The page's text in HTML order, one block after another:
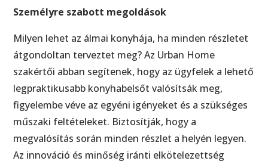
Személyre szabott megoldások
Milyen lehet az álmai konyhája, ha minden részletet
átgondoltan terveztet meg? Az Urban Home
szakértői abban segítenek, hogy az ügyfelek a lehető
legpraktikusabb konyhabelsőt valósítsák meg,
figyelembe véve az egyéni igényeket és a szükséges
műszaki feltételeket. Biztosítják, hogy a
megvalósítás során minden részlet a helyén legyen.
Az innováció és minőség iránti elkötelezettség